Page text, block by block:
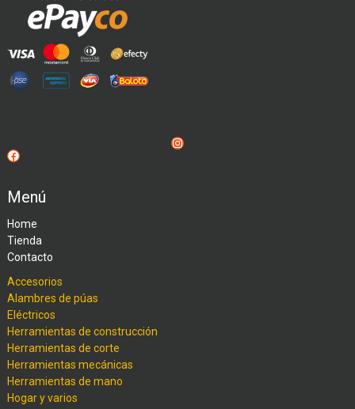
Instagram
Facebook
Menú
Home
Tienda
Contacto
Accesorios
Alambres de púas
Eléctricos
Herramientas de construcción
Herramientas de corte
Herramientas mecánicas
Herramientas de mano
Hogar y varios